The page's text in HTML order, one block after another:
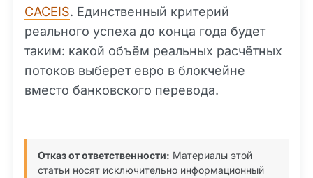
CACEIS. Единственный критерий
реального успеха до конца года будет
таким: какой объём реальных расчётных
потоков выберет евро в блокчейне
вместо банковского перевода.
Отказ от ответственности: Материалы этой
статьи носят исключительно информационный